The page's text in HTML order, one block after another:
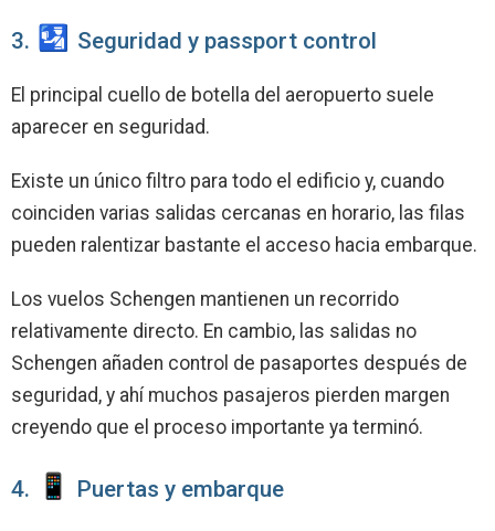
3. Seguridad y passport control
El principal cuello de botella del aeropuerto suele
aparecer en seguridad.
Existe un único filtro para todo el edificio y, cuando
coinciden varias salidas cercanas en horario, las filas
pueden ralentizar bastante el acceso hacia embarque.
Los vuelos Schengen mantienen un recorrido
relativamente directo. En cambio, las salidas no
Schengen añaden control de pasaportes después de
seguridad, y ahí muchos pasajeros pierden margen
creyendo que el proceso importante ya terminó.
4. Puertas y embarque